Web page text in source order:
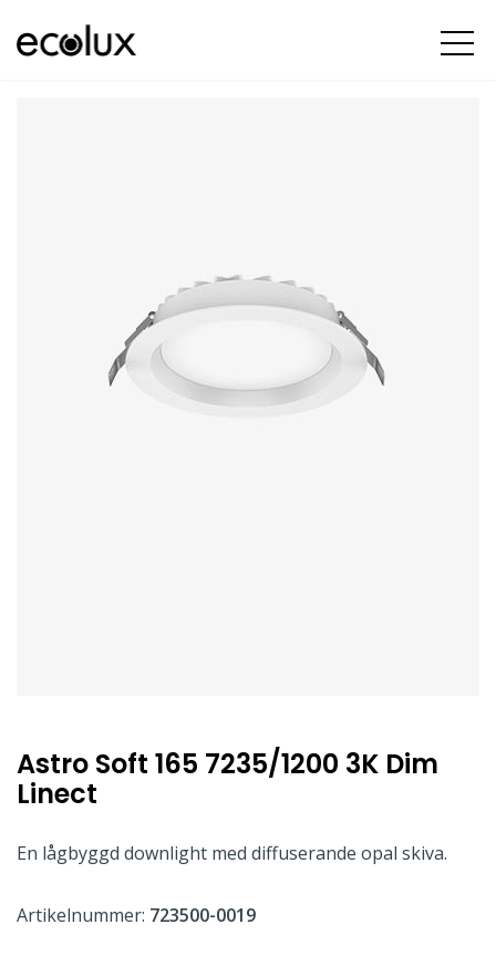
Astro Soft 165 7235/1200 3K Dim
Linect
En lågbyggd downlight med diffuserande opal skiva.
Artikelnummer: 723500-0019